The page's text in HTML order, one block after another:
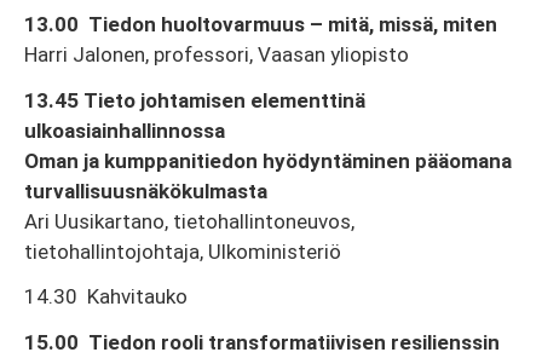
13.00 Tiedon huoltovarmuus – mitä, missä, miten
Harri Jalonen, professori, Vaasan yliopisto
13.45 Tieto johtamisen elementtinä
ulkoasiainhallinnossa
Oman ja kumppanitiedon hyödyntäminen pääomana
turvallisuusnäkökulmasta
Ari Uusikartano, tietohallintoneuvos,
tietohallintojohtaja, Ulkoministeriö
14.30 Kahvitauko
15.00 Tiedon rooli transformatiivisen resilienssin